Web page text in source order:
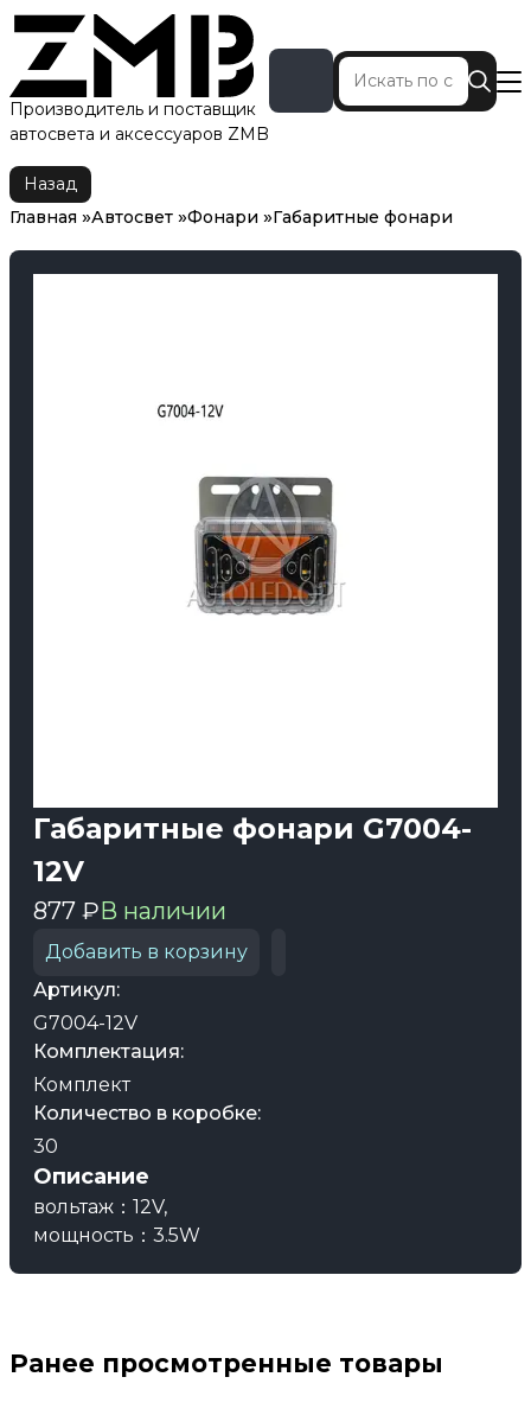
Производитель и поставщик
автосвета и аксессуаров ZMB
Главная Автосвет Фонари Габаритные фонари
Назад
Главная
Автосвет Фонари Габаритные фонари
Габаритные фонари G7004-
12V
877 ₽В наличии
Добавить в корзину
Артикул:
G7004-12V
Комплектация:
Комплект
Количество в коробке:
30
Описание
вольтаж：12V,
мощность：3.5W
Ранее просмотренные товары